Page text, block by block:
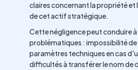
claires concernant la propriété
de cet actif stratégique.
Cette négligence peut conduire
problématiques : impossibilité de
paramètres techniques en cas
difficultés à transférer le nom de